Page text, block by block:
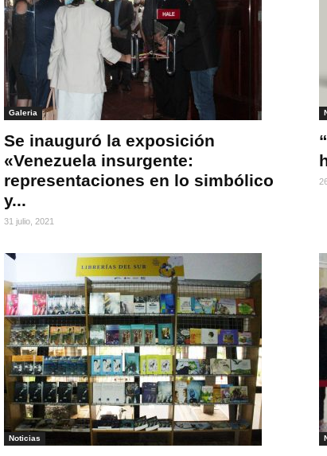
Galeria
Se inauguró la exposición
«Venezuela insurgente:
representaciones en lo simbólico
y...
31 julio, 2021
Noticias